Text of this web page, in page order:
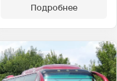
Подробнее